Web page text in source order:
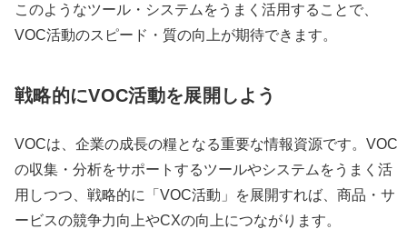
このようなツール・システムをうまく活用することで、
VOC活動のスピード・質の向上が期待できます。
戦略的にVOC活動を展開しよう
VOCは、企業の成長の糧となる重要な情報資源です。VOC
の収集・分析をサポートするツールやシステムをうまく活
用しつつ、戦略的に「VOC活動」を展開すれば、商品・サ
ービスの競争力向上やCXの向上につながります。